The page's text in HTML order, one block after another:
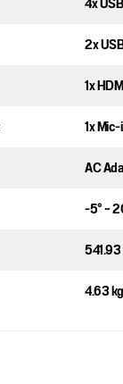
2x
1x
1x
AC
-5° ~
4.63 kg